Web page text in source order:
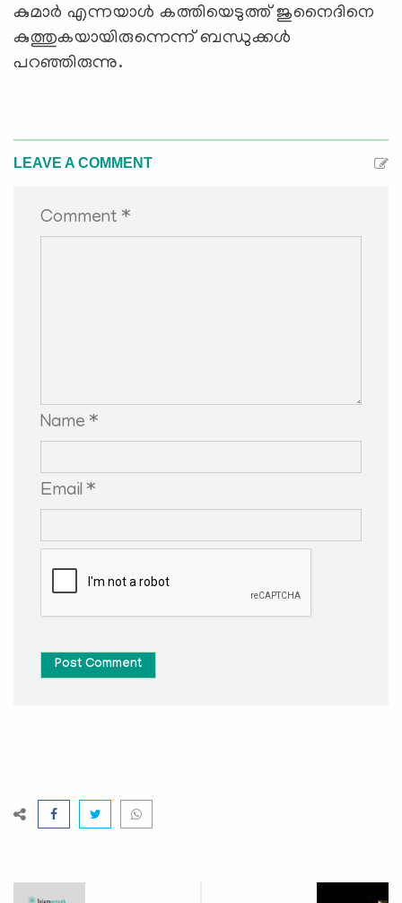
കുമാര്‍ എന്നയാള്‍ കത്തിയെടുത്ത് ജുനൈദിനെ
കുത്തുകയായിരുന്നെന്ന് ബന്ധുക്കള്‍
പറഞ്ഞിരുന്നു.
LEAVE A COMMENT
Comment *
Name *
Email *
Post Comment